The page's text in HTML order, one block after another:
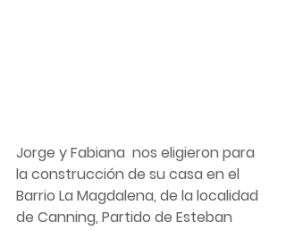
Jorge y Fabiana  nos eligieron para
la construcción de su casa en el
Barrio La Magdalena, de la localidad
de Canning, Partido de Esteban